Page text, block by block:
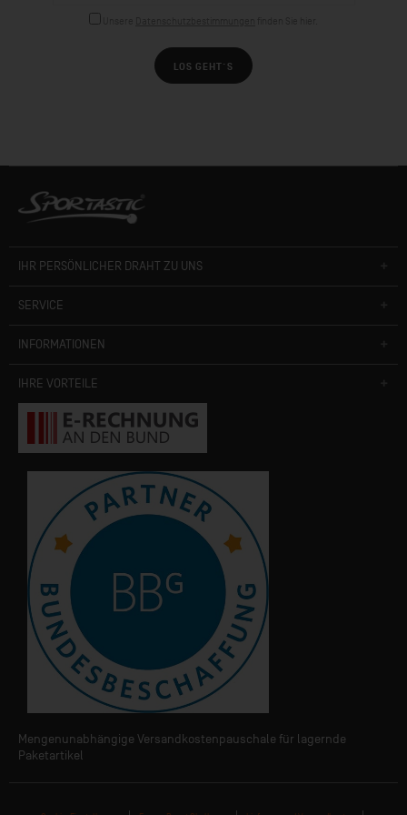
LOS GEHT´S
IHR PERSÖNLICHER DRAHT ZU UNS
SERVICE
INFORMATIONEN
IHRE VORTEILE
Mengenunabhängige Versandkostenpauschale für lagernde
Paketartikel